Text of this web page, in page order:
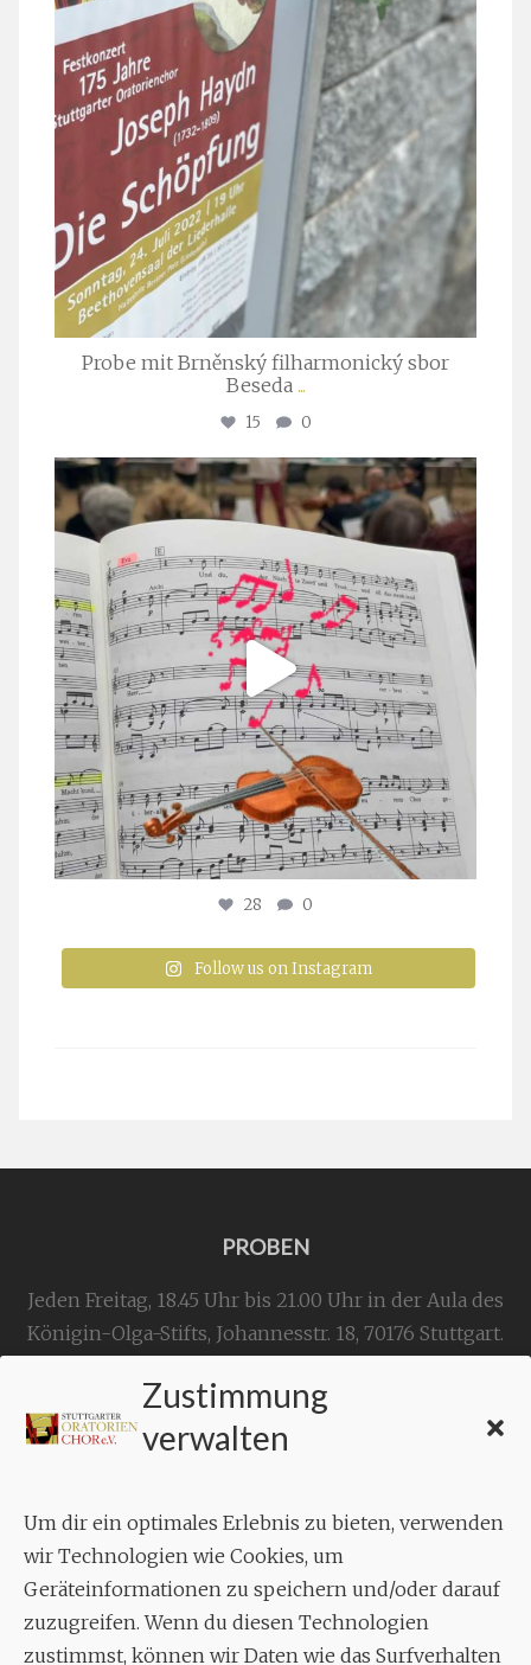
Zustimmung
verwalten
Um dir ein optimales Erlebnis zu bieten, verwenden
wir Technologien wie Cookies, um
Geräteinformationen zu speichern und/oder darauf
zuzugreifen. Wenn du diesen Technologien
zustimmst, können wir Daten wie das Surfverhalten
Probe mit Brněnský filharmonický sbor
Beseda ...
15 0
stuttgarter_oratorienchor
Juli 23
28 0
Follow us on Instagram
PROBEN
Jeden Freitag, 18.45 Uhr bis 21.00 Uhr in der Aula des
Königin-Olga-Stifts, Johannesstr. 18, 70176 Stuttgart.
KONTAKT
Geschäftsstelle:
Aixheimer Str. 18
70619 Stuttgart
MUSIK